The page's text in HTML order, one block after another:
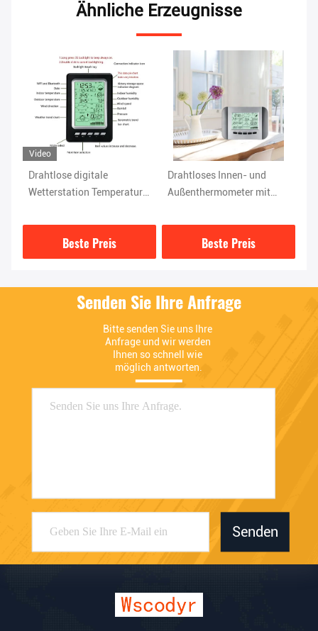
Ähnliche Erzeugnisse
Video
Drahtlose digitale
Wetterstation Temperatur
Niederschlag Luftdruck
Beste Preis
Drahtloses Innen- und
Außenthermometer mit
Temperaturgenauigkeit
Beste Preis
Senden Sie Ihre Anfrage
Bitte senden Sie uns Ihre
Anfrage und wir werden
Ihnen so schnell wie
möglich antworten.
Senden